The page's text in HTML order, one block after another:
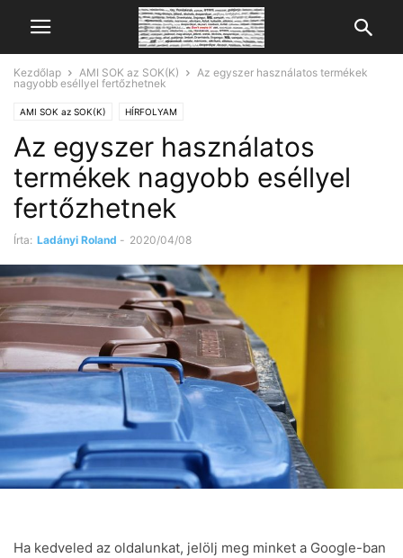
Kezdőlap AMI SOK az SOK(K)
Az egyszer használatos termékek
nagyobb eséllyel fertőzhetnek
AMI SOK az SOK(K) HÍRFOLYAM
Az egyszer használatos
termékek nagyobb eséllyel
fertőzhetnek
Írta: Ladányi Roland - 2020/04/08
Ha kedveled az oldalunkat, jelölj meg minket a Google-ban